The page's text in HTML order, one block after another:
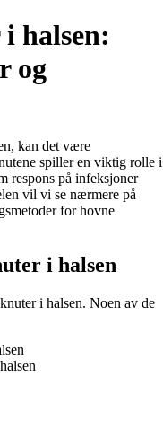
halsen:
og
kan det være
spiller en viktig rolle i
respons på infeksjoner
vil vi se nærmere på
for hovne
i halsen
i halsen. Noen av de